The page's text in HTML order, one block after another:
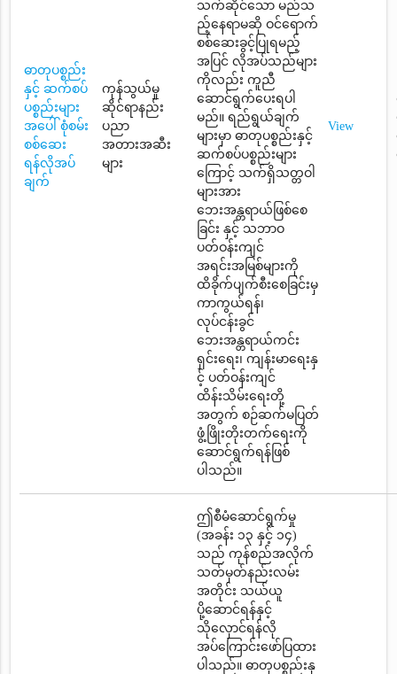
ဓာတုပစ္စည်း
နှင့် ဆက်စပ်
ပစ္စည်းများ
အပေါ် စုံစမ်း
စစ်ဆေး
ရန်လိုအပ်
ချက်
ကုန်သွယ်မှု
ဆိုင်ရာနည်း
ပညာ
အတားအဆီး
များ
သက်ဆိုင်သော မည်သ
ည့်နေရာမဆို ဝင်ရောက်
စစ်ဆေးခွင့်ပြုရမည့်
အပြင် လိုအပ်သည်များ
ကိုလည်း ကူညီ
ဆောင်ရွက်ပေးရပါ
မည်။ ရည်ရွယ်ချက်
များမှာ ဓာတုပစ္စည်းနှင့်
ဆက်စပ်ပစ္စည်းများ
ကြောင့် သက်ရှိသတ္တဝါ
များအား
ဘေးအန္တရာယ်ဖြစ်စေ
ခြင်း နှင့် သဘာဝ
ပတ်ဝန်းကျင်
အရင်းအမြစ်များကို
ထိခိုက်ပျက်စီးစေခြင်းမှ
ကာကွယ်ရန်၊
လုပ်ငန်းခွင်
ဘေးအန္တရာယ်ကင်း
ရှင်းရေး၊ ကျန်းမာရေးနှ
င့် ပတ်ဝန်းကျင်
ထိန်းသိမ်းရေးတို့
အတွက် စဉ်ဆက်မပြတ်
ဖွံ့ဖြိုးတိုးတက်ရေးကို
ဆောင်ရွက်ရန်ဖြစ်
ပါသည်။
View
ဤစီမံဆောင်ရွက်မှု
(အခန်း ၁၃ နှင့် ၁၄)
သည် ကုန်စည်အလိုက်
သတ်မှတ်နည်းလမ်း
အတိုင်း သယ်ယူ
ပို့ဆောင်ရန်နှင့်
သိုလှောင်ရန်လို
အပ်ကြောင်းဖော်ပြထား
ပါသည်။ ဓာတုပစ္စည်းနှ